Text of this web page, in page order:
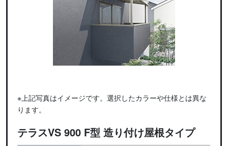
※上記写真はイメージです。選択したカラーや仕様とは異な
ります。
テラスVS 900 F型 造り付け屋根タイプ